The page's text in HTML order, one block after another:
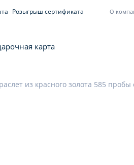
Розыгрыш сертификата О
карта
из красного золота 585